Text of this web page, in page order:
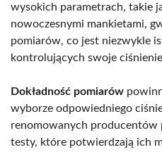
wysokich parametrach, takie
nowoczesnymi mankietami,
pomiarów, co jest niezwykle
kontrolujących swoje
Dokładność pomiarów
wyborze odpowiedniego
renomowanych producentów
testy, które potwierdzają ich